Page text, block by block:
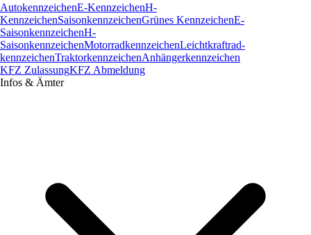
AutokennzeichenE-KennzeichenH-
KennzeichenSaisonkennzeichenGrünes KennzeichenE-
SaisonkennzeichenH-
SaisonkennzeichenMotorradkennzeichenLeichtkraftrad­
kennzeichenTraktorkennzeichenAnhängerkennzeichen
KFZ ZulassungKFZ Abmeldung
Infos & Ämter